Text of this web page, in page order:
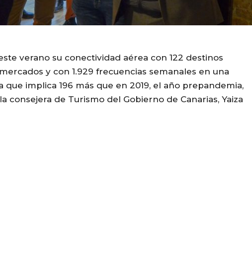
verano su conectividad aérea con 122 destinos
y con 1.929 frecuencias semanales en una
que implica 196 más que en 2019, el año prepandemia,
consejera de Turismo del Gobierno de Canarias, Yaiza